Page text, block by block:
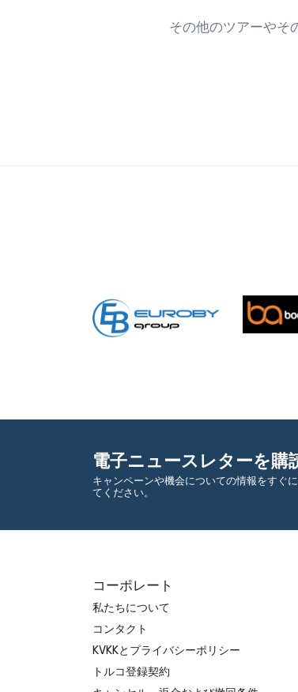
その他のツアーやそ
電子ニュースレターを購
キャンペーンや機会についての情報をすぐ
てください。
コーポレート
私たちについて
コンタクト
KVKKとプライバシーポリシー
トルコ登録契約